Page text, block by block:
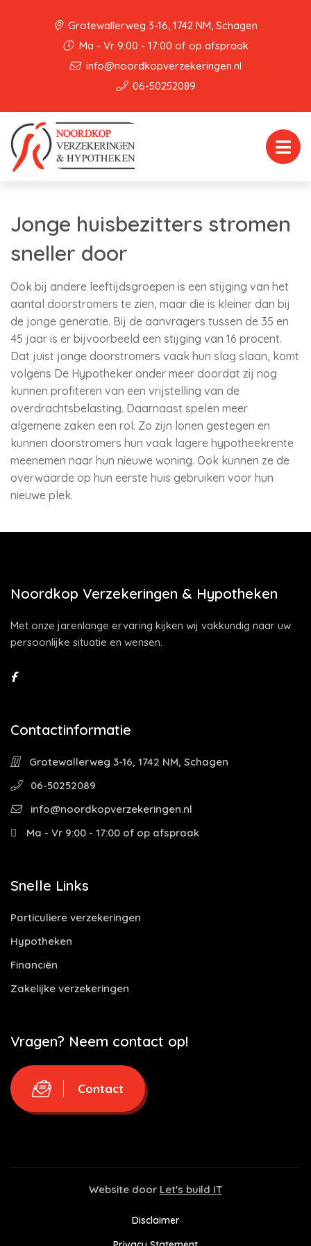
Grotewallerweg 3-16, 1742 NM, Schagen
Ma - Vr 9:00 - 17:00 of op afspraak
info@noordkopverzekeringen.nl
06-50252089
Jonge huisbezitters stromen
sneller door
Ook bij andere leeftijdsgroepen is een stijging van het
aantal doorstromers te zien, maar die is kleiner dan bij
de jonge generatie. Bij de aanvragers tussen de 35 en
45 jaar is er bijvoorbeeld een stijging van 16 procent.
Dat juist jonge doorstromers vaak hun slag slaan, komt
volgens De Hypotheker onder meer doordat zij nog
kunnen profiteren van een vrijstelling van de
overdrachtsbelasting. Daarnaast spelen meer
algemene zaken een rol. Zo zijn lonen gestegen en
kunnen doorstromers hun vaak lagere hypotheekrente
meenemen naar hun nieuwe woning. Ook kunnen ze de
overwaarde op hun eerste huis gebruiken voor hun
nieuwe plek.
Noordkop Verzekeringen & Hypotheken
Met onze jarenlange ervaring kijken wij vakkundig naar uw
persoonlijke situatie en wensen.
Contactinformatie
Grotewallerweg 3-16, 1742 NM, Schagen
06-50252089
info@noordkopverzekeringen.nl
Ma - Vr 9:00 - 17:00 of op afspraak
Snelle Links
Particuliere verzekeringen
Hypotheken
Financiën
Zakelijke verzekeringen
Vragen? Neem contact op!
Contact
Website door Let's build IT
Disclaimer